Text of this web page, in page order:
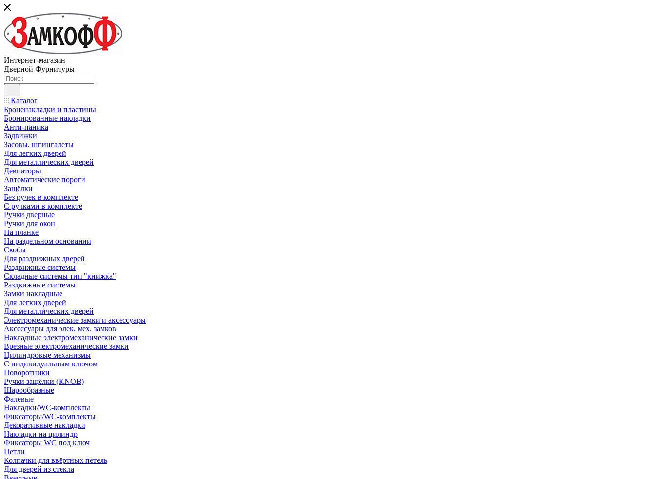
Интернет-магазин
Дверной Фурнитуры
Каталог
Броненакладки и пластины
Бронированные накладки
Анти-паника
Задвижки
Засовы, шпингалеты
Для легких дверей
Для металлических дверей
Девиаторы
Автоматические пороги
Защёлки
Без ручек в комплекте
С ручками в комплекте
Ручки дверные
Ручки для окон
На планке
На раздельном основании
Скобы
Для раздвижных дверей
Раздвижные системы
Складные системы тип "книжка"
Раздвижные системы
Замки накладные
Для легких дверей
Для металлических дверей
Электромеханические замки и аксессуары
Аксессуары для элек. мех. замков
Накладные электромеханические замки
Врезные электромеханические замки
Цилиндровые механизмы
С индивидуальным ключом
Поворотники
Ручки защёлки (KNOB)
Шарообразные
Фалевые
Накладки/WC-комплекты
Фиксаторы/WC-комплекты
Декоративные накладки
Накладки на цилиндр
Фиксаторы WC под ключ
Петли
Колпачки для ввёртных петель
Для дверей из стекла